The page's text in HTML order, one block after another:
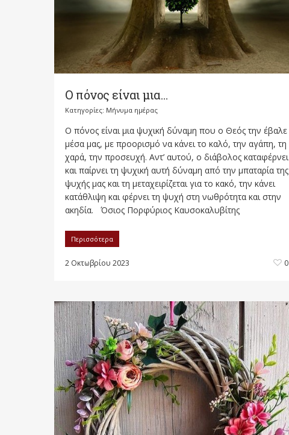
Ο πόνος είναι μια…
Κατηγορίες: Μήνυμα ημέρας
Ο πόνος είναι μια ψυχική δύναμη που ο Θεός την έβαλε
μέσα μας, με προορισμό να κάνει το καλό, την αγάπη, τη
χαρά, την προσευχή. Αντ’ αυτού, ο διάβολος καταφέρνει
και παίρνει τη ψυχική αυτή δύναμη από την μπαταρία της
ψυχής μας και τη μεταχειρίζεται για το κακό, την κάνει
κατάθλιψη και φέρνει τη ψυχή στη νωθρότητα και στην
ακηδία. Όσιος Πορφύριος Καυσοκαλυβίτης
Περισσότερα
2 Οκτωβρίου 2023 0